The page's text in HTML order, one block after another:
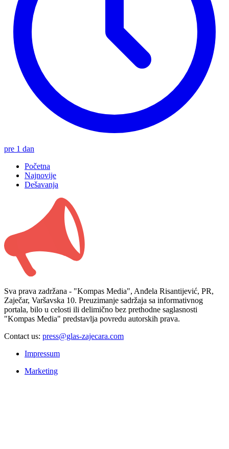
pre 1 dan
Početna
Najnovije
Dešavanja
Sva prava zadržana - "Kompas Media", Anđela Risantijević, PR,
Zaječar, Varšavska 10. Preuzimanje sadržaja sa informativnog
portala, bilo u celosti ili delimično bez prethodne saglasnosti
"Kompas Media" predstavlja povredu autorskih prava.
Contact us: press@glas-zajecara.com
Impressum
Marketing